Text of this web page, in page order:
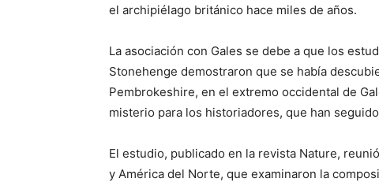
el archipiélago británico hace miles de años.
La asociación con Gales se debe a que los
Stonehenge demostraron que se había
Pembrokeshire, en el extremo occidental de
misterio para los historiadores, que han
El estudio, publicado en la revista Nature,
y América del Norte, que examinaron la